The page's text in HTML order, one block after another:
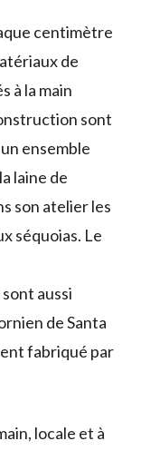
centimètre
de
à la main
sont
ensemble
laine de
son atelier les
séquoias. Le
aussi
de Santa
fabriqué par
locale et à